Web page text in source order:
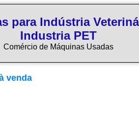
para Indústria
Industria PET
Comércio de Máquinas Usadas
venda